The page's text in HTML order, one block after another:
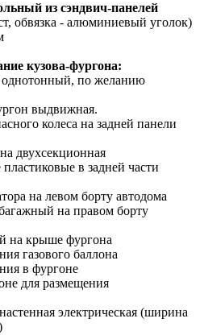
из сэндвич-панелей
обвязка - алюминиевый уголок)
кузова-фургона:
однотонный, по желанию
выдвижная.
колеса на задней панели
двухсекционная
в задней части
на левом борту автодома
на правом борту
на крыше фургона
газового баллона
в фургоне
для размещения
электрическая (ширина